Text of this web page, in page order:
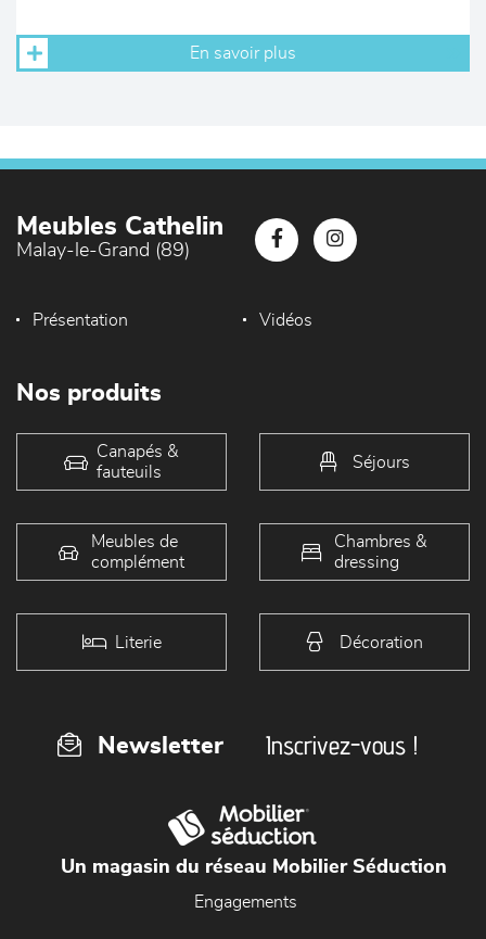
En savoir plus
Meubles Cathelin
Malay-le-Grand (89)
Présentation Vidéos
Nos produits
Canapés &
fauteuils
Séjours
Meubles de
complément
Chambres &
dressing
Literie Décoration
Newsletter Inscrivez-vous !
Un magasin du réseau Mobilier Séduction
Engagements